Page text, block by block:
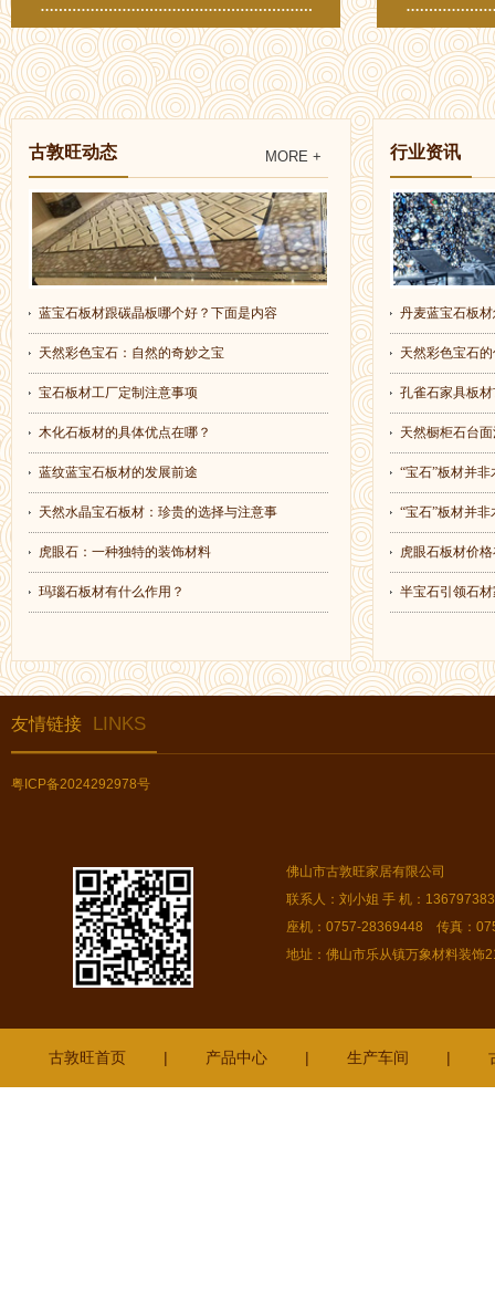
MORE +
古敦旺动态
蓝宝石板材跟碳晶板哪个好？下面是内容
天然彩色宝石：自然的奇妙之宝
宝石板材工厂定制注意事项
木化石板材的具体优点在哪？
蓝纹蓝宝石板材的发展前途
天然水晶宝石板材：珍贵的选择与注意事
虎眼石：一种独特的装饰材料
玛瑙石板材有什么作用？
行业资讯
丹麦蓝宝石板
天然彩色宝石
孔雀石家具板
天然橱柜石台
“宝石”板材并非
“宝石”板材并非
虎眼石板材价
半宝石引领石
友情链接 LINKS
粤ICP备2024292978号
佛山市古敦旺家居有限公司
联系人：刘小姐 手 机：
座机：0757-28369448 传真：
地址：佛山市乐从镇万象材料装饰
古敦旺首页 | 产品中心 | 生产车间 |